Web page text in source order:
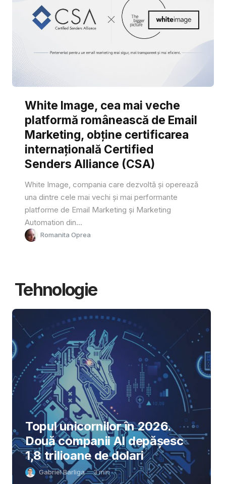
White Image, cea mai veche
platformă românească de Email
Marketing, obține certificarea
internațională Certified
Senders Alliance (CSA)
White Image, compania care dezvoltă și operează
una dintre cele mai vechi și mai performante
platforme de Email Marketing și Marketing
Automation din...
Romanita Oprea
Tehnologie
Topul unicornilor în 2026.
Două companii AI depășesc
1,8 trilioane de dolari
Gabriel Barliga 3min